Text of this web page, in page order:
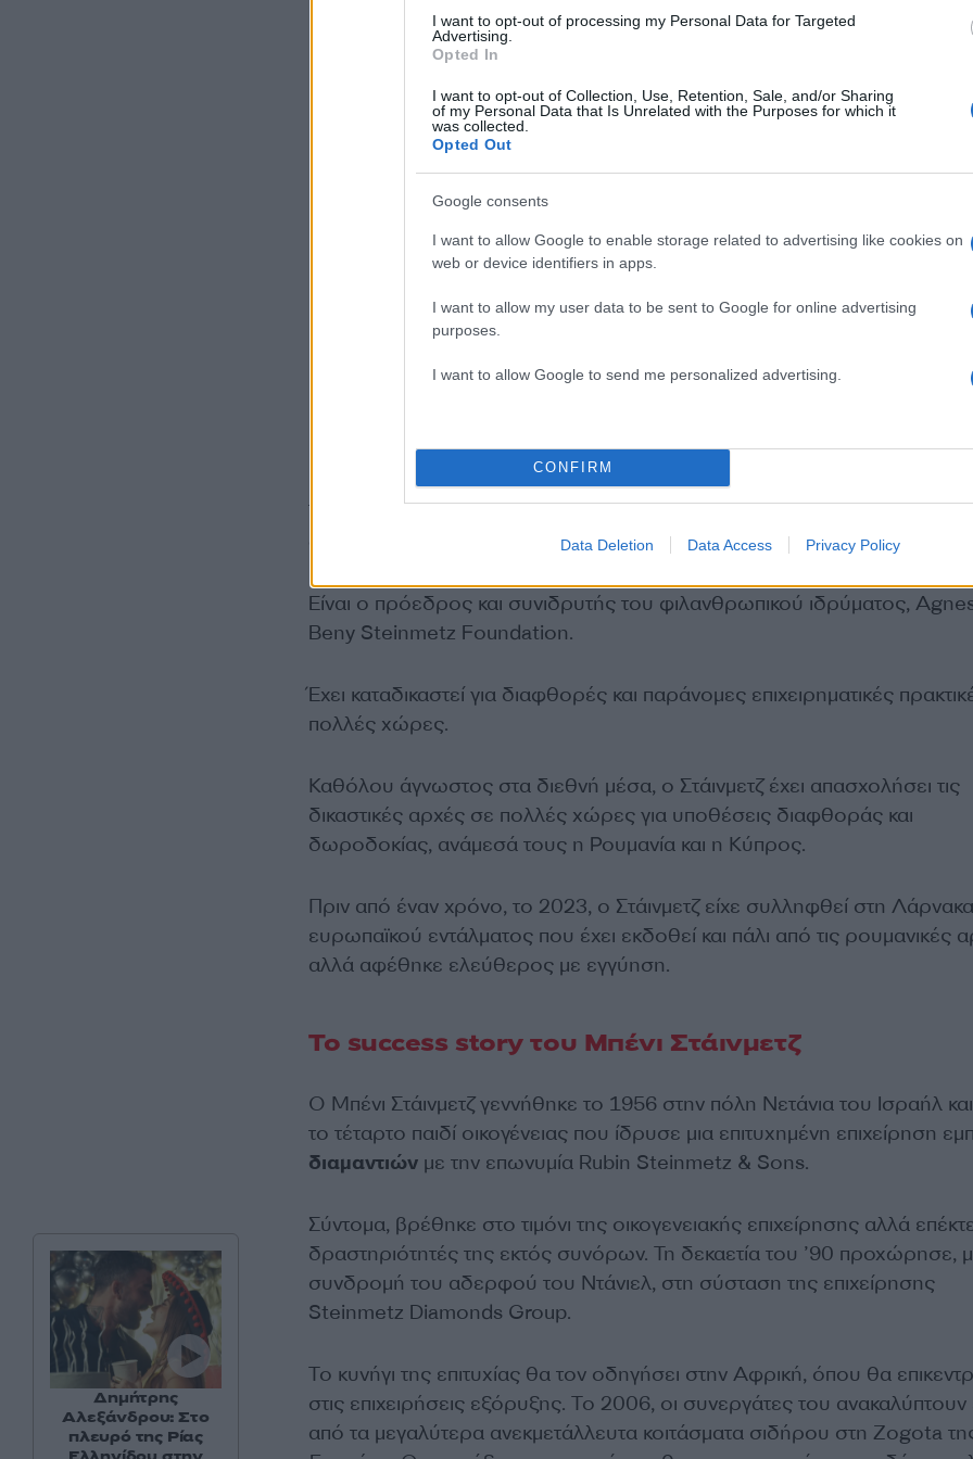
I want to opt-out of processing my Personal Data for Targeted
Advertising.
Opted In
I want to opt-out of Collection, Use, Retention, Sale, and/or Sharing
of my Personal Data that Is Unrelated with the Purposes for which it
was collected.
Opted Out
Google consents
I want to allow Google to enable storage related to advertising like cookies on
web or device identifiers in apps.
I want to allow my user data to be sent to Google for online advertising
purposes.
I want to allow Google to send me personalized advertising.
CONFIRM
Data Deletion Data Access Privacy Policy
Τον Νοέμβριο του2019το Forbes υπολόγισε την περιουσία του σε1,1
δισεκατομμύρια δολάρια.
Είναι ο πρόεδρος και συνιδρυτής του φιλανθρωπικού ιδρύματος,
Beny Steinmetz Foundation.
Έχει καταδικαστεί για διαφθορές και παράνομες επιχειρηματικές
πολλές χώρες.
Καθόλου άγνωστος στα διεθνή μέσα, ο Στάινμετζ έχει απασχολήσει τις
δικαστικές αρχές σε πολλές χώρες για υποθέσεις διαφθοράς και
δωροδοκίας, ανάμεσά τους η Ρουμανία και η Κύπρος.
Πριν από έναν χρόνο, το 2023, ο Στάινμετζ είχε συλληφθεί στη
ευρωπαϊκού εντάλματος που έχει εκδοθεί και πάλι από τις ρουμανικές
αλλά αφέθηκε ελεύθερος με εγγύηση.
Το success story του Μπένι Στάινμετζ
Ο Μπένι Στάινμετζ γεννήθηκε το 1956 στην πόλη Νετάνια του Ισραήλ
το τέταρτο παιδί οικογένειας που ίδρυσε μια επιτυχημένη επιχείρηση
διαμαντιώνμε την επωνυμία Rubin Steinmetz & Sons.
Σύντομα, βρέθηκε στο τιμόνι της οικογενειακής επιχείρησης αλλά
δραστηριότητές της εκτός συνόρων. Τη δεκαετία του ’90 προχώρησε,
συνδρομή του αδερφού του Ντάνιελ, στη σύσταση της επιχείρησης
Steinmetz Diamonds Group.
Το κυνήγι της επιτυχίας θα τον οδηγήσει στην Αφρική, όπου θα
στις επιχειρήσεις εξόρυξης. Το 2006, οι συνεργάτες του ανακαλύπτουν
από τα μεγαλύτερα ανεκμετάλλευτα κοιτάσματα σιδήρου στη Zogota
Δημήτρης
Αλεξάνδρου: Στο
πλευρό της Ρίας